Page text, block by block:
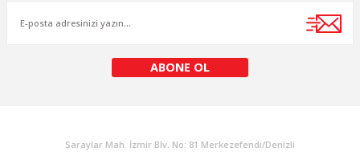
ABONE OL
Saraylar Mah. İzmir Blv. No: 81 Merkezefendi/Denizli